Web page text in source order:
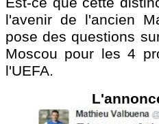
l'avenir de l'ancien
pose des questions
Moscou pour les 4
l'UEFA.